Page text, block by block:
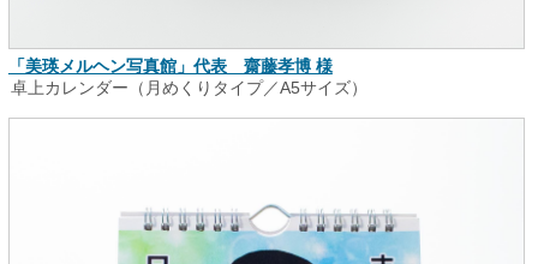
「美瑛メルヘン写真館」代表 齋藤孝博 様
卓上カレンダー（月めくりタイプ／A5サイズ）